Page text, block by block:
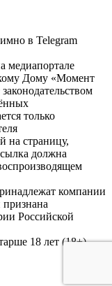
в Telegram
медиапортале
Дому «Момент
только
на страницу,
должна
компании
признана
Российской
18 лет (18+).